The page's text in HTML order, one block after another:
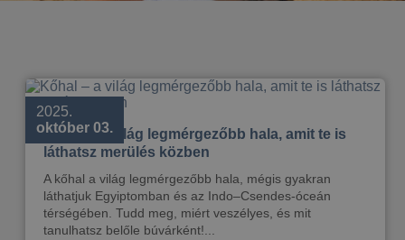
2025.
október 03.
Kőhal – a világ legmérgezőbb hala, amit te is
láthatsz merülés közben
A kőhal a világ legmérgezőbb hala, mégis gyakran
láthatjuk Egyiptomban és az Indo–Csendes-óceán
térségében. Tudd meg, miért veszélyes, és mit
tanulhatsz belőle búvárként!...